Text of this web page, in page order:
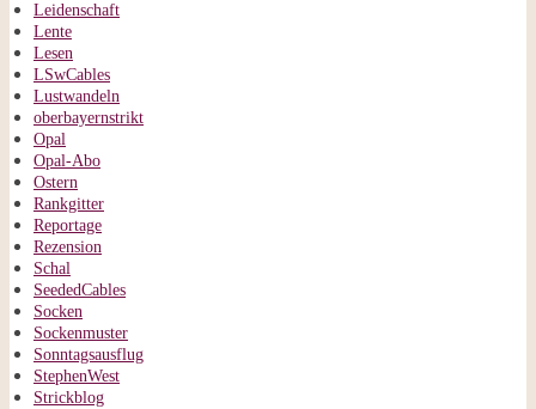
Leidenschaft
Lente
Lesen
LSwCables
Lustwandeln
oberbayernstrikt
Opal
Opal-Abo
Ostern
Rankgitter
Reportage
Rezension
Schal
SeededCables
Socken
Sockenmuster
Sonntagsausflug
StephenWest
Strickblog